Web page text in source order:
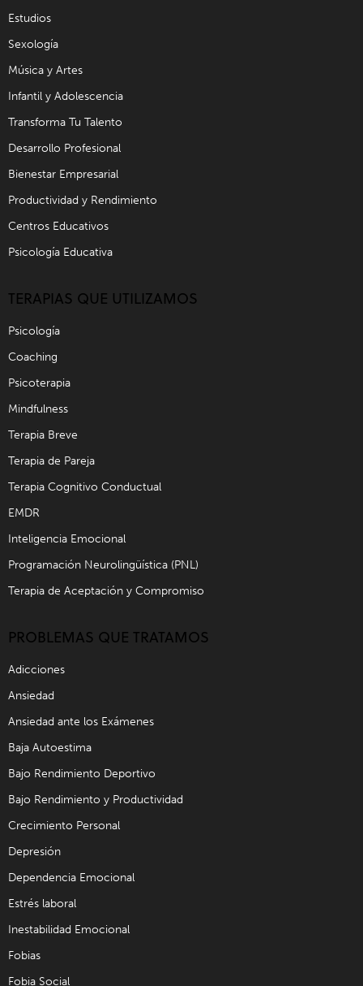
Estudios
Sexología
Música y Artes
Infantil y Adolescencia
Transforma Tu Talento
Desarrollo Profesional
Bienestar Empresarial
Productividad y Rendimiento
Centros Educativos
Psicología Educativa
TERAPIAS QUE UTILIZAMOS
Psicología
Coaching
Psicoterapia
Mindfulness
Terapia Breve
Terapia de Pareja
Terapia Cognitivo Conductual
EMDR
Inteligencia Emocional
Programación Neurolingüística (PNL)
Terapia de Aceptación y Compromiso
PROBLEMAS QUE TRATAMOS
Adicciones
Ansiedad
Ansiedad ante los Exámenes
Baja Autoestima
Bajo Rendimiento Deportivo
Bajo Rendimiento y Productividad
Crecimiento Personal
Depresión
Dependencia Emocional
Estrés laboral
Inestabilidad Emocional
Fobias
Fobia Social